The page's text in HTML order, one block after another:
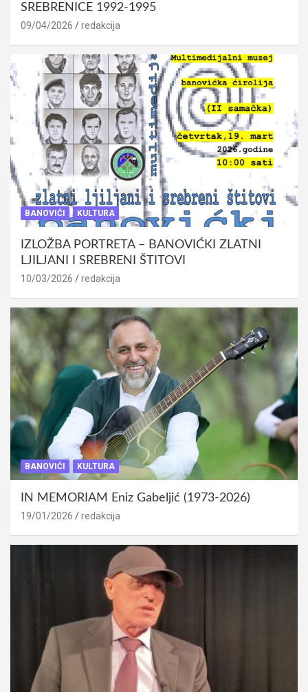
SREBRENICE 1992-1995
09/04/2026 redakcija
BANOVIĆI KULTURA
IZLOŽBA PORTRETA – BANOVIĆKI ZLATNI
LJILJANI I SREBRENI ŠTITOVI
10/03/2026 redakcija
BANOVIĆI KULTURA
IN MEMORIAM Eniz Gabeljić (1973-2026)
19/01/2026 redakcija